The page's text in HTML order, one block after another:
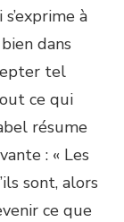
à
dans
tel
ce qui
résume
: « Les
sont, alors
ce que